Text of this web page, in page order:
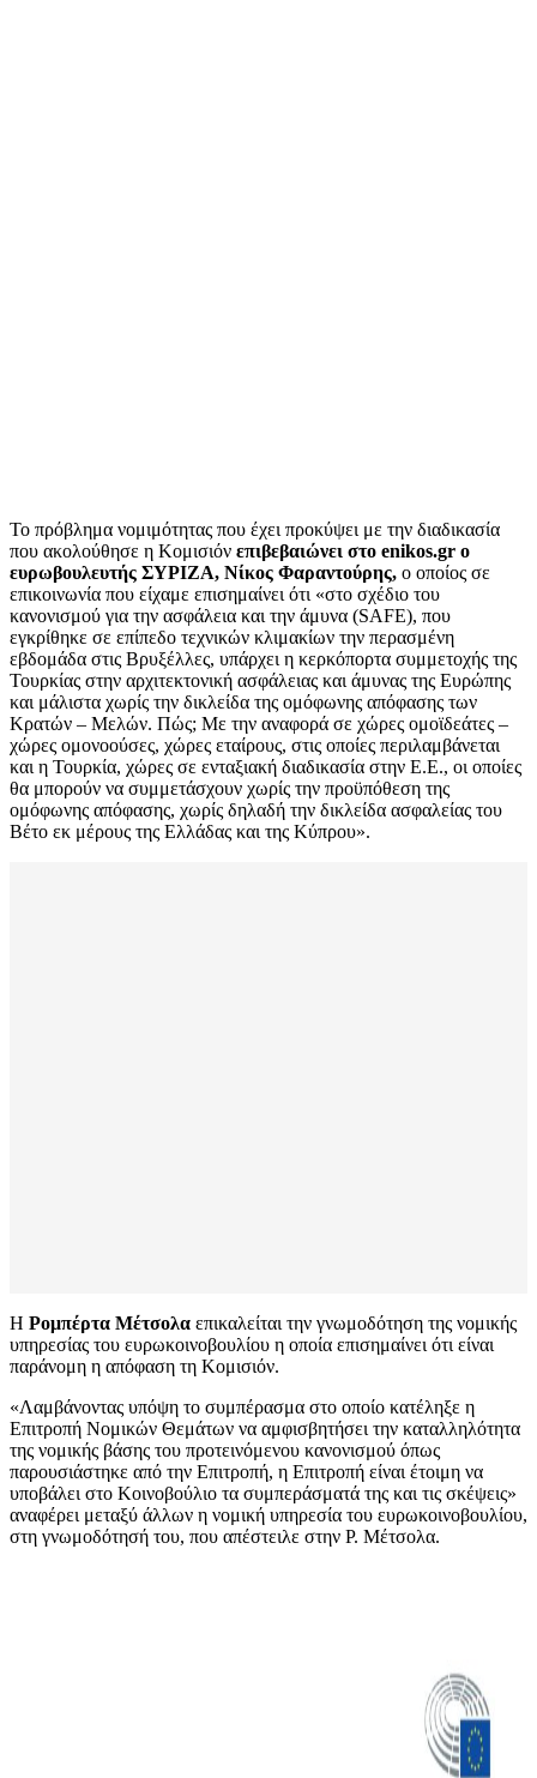
Το πρόβλημα νομιμότητας που έχει προκύψει με την διαδικασία
που ακολούθησε η Κομισιόν επιβεβαιώνει στο enikos.gr ο
ευρωβουλευτής ΣΥΡΙΖΑ, Νίκος Φαραντούρης, ο οποίος σε
επικοινωνία που είχαμε επισημαίνει ότι «στο σχέδιο του
κανονισμού για την ασφάλεια και την άμυνα (SAFE), που
εγκρίθηκε σε επίπεδο τεχνικών κλιμακίων την περασμένη
εβδομάδα στις Βρυξέλλες, υπάρχει η κερκόπορτα συμμετοχής της
Τουρκίας στην αρχιτεκτονική ασφάλειας και άμυνας της Ευρώπης
και μάλιστα χωρίς την δικλείδα της ομόφωνης απόφασης των
Κρατών – Μελών. Πώς; Με την αναφορά σε χώρες ομοϊδεάτες –
χώρες ομονοούσες, χώρες εταίρους, στις οποίες περιλαμβάνεται
και η Τουρκία, χώρες σε ενταξιακή διαδικασία στην Ε.Ε., οι οποίες
θα μπορούν να συμμετάσχουν χωρίς την προϋπόθεση της
ομόφωνης απόφασης, χωρίς δηλαδή την δικλείδα ασφαλείας του
Βέτο εκ μέρους της Ελλάδας και της Κύπρου».
Η Ρομπέρτα Μέτσολα επικαλείται την γνωμοδότηση της νομικής
υπηρεσίας του ευρωκοινοβουλίου η οποία επισημαίνει ότι είναι
παράνομη η απόφαση τη Κομισιόν.
«Λαμβάνοντας υπόψη το συμπέρασμα στο οποίο κατέληξε η
Επιτροπή Νομικών Θεμάτων να αμφισβητήσει την καταλληλότητα
της νομικής βάσης του προτεινόμενου κανονισμού όπως
παρουσιάστηκε από την Επιτροπή, η Επιτροπή είναι έτοιμη να
υποβάλει στο Κοινοβούλιο τα συμπεράσματά της και τις σκέψεις»
αναφέρει μεταξύ άλλων η νομική υπηρεσία του ευρωκοινοβουλίου,
στη γνωμοδότησή του, που απέστειλε στην Ρ. Μέτσολα.